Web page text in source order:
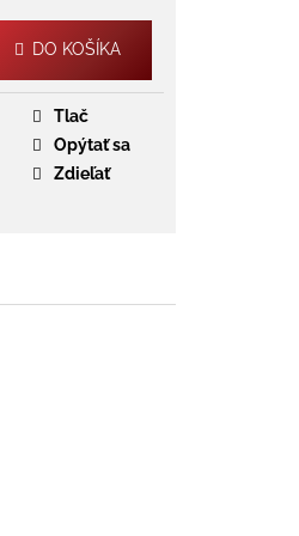
DO KOŠÍKA
Tlač
Opýtať sa
Zdieľať